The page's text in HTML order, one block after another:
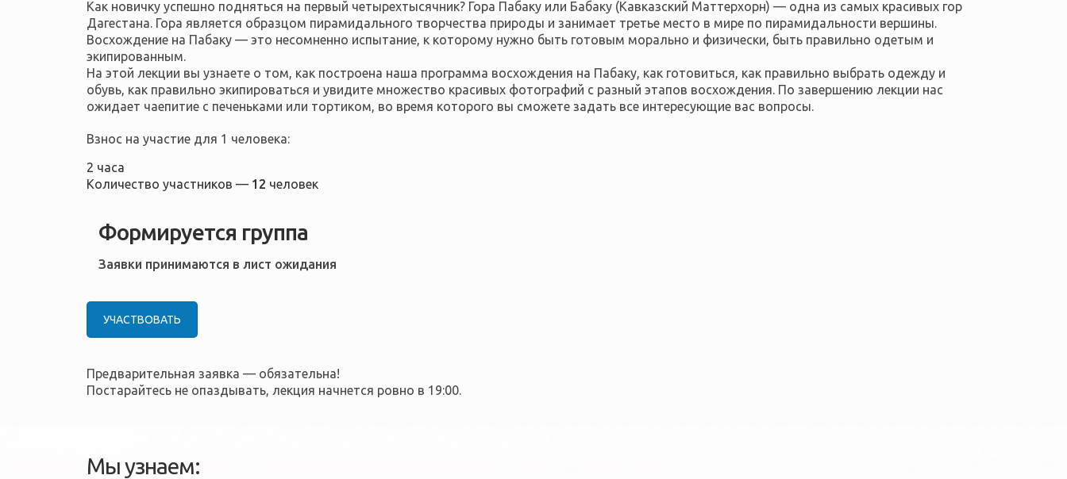
Как новичку успешно подняться на первый четырехтысячник? Гора Пабаку или Бабаку (Кавказский Маттерхорн) — одна из самых красивых гор
Дагестана. Гора является образцом пирамидального творчества природы и занимает третье место в мире по пирамидальности вершины.
Восхождение на Пабаку — это несомненно испытание, к которому нужно быть готовым морально и физически, быть правильно одетым и
экипированным.
На этой лекции вы узнаете о том, как построена наша программа восхождения на Пабаку, как готовиться, как правильно выбрать одежду и
обувь, как правильно экипироваться и увидите множество красивых фотографий с разный этапов восхождения. По завершению лекции нас
ожидает чаепитие с печеньками или тортиком, во время которого вы сможете задать все интересующие вас вопросы.
Взнос на участие для 1 человека:
2 часа
Количество участников — 12 человек
Формируется группа
Заявки принимаются в лист ожидания
УЧАСТВОВАТЬ
Предварительная заявка — обязательна!
Постарайтесь не опаздывать, лекция начнется ровно в 19:00.
Мы узнаем: